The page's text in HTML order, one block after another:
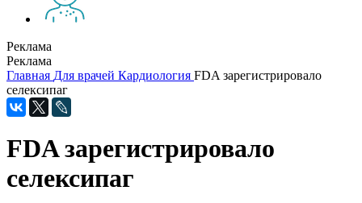
Реклама
Реклама
Главная Для врачей Кардиология FDA зарегистрировало
селексипаг
FDA зарегистрировало
селексипаг